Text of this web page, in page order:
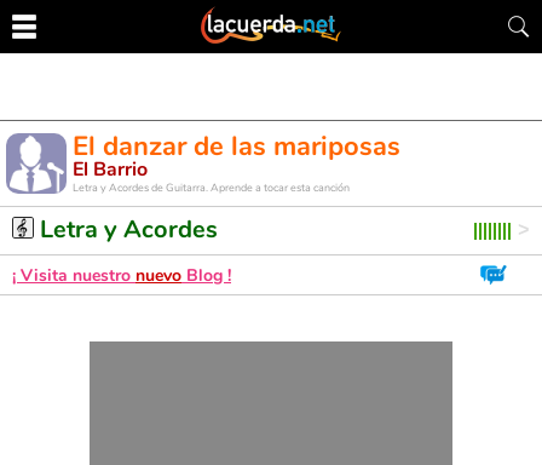
El danzar de las mariposas
El Barrio
Letra y Acordes de Guitarra. Aprende a tocar esta canción
Letra y Acordes
¡ Visita nuestro nuevo Blog !